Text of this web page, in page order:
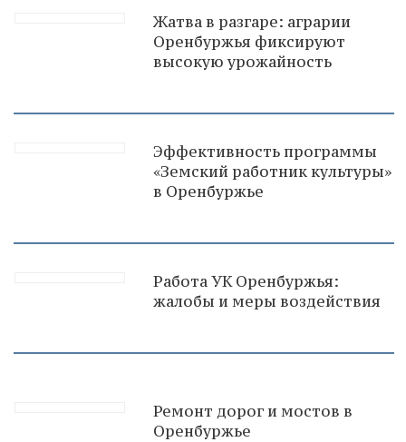
Жатва в разгаре: аграрии
Оренбуржья фиксируют
высокую урожайность
Эффективность программы
«Земский работник культуры»
в Оренбуржье
Работа УК Оренбуржья:
жалобы и меры воздействия
Ремонт дорог и мостов в
Оренбуржье